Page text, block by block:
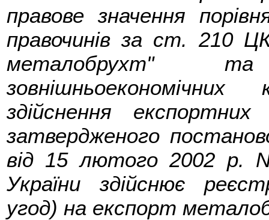
правове значення
правочинів за ст. 210
металобрухт"
здійснення
затвердженого
від 15 лютого 2002 р.
України здійснює
угод) на експорт